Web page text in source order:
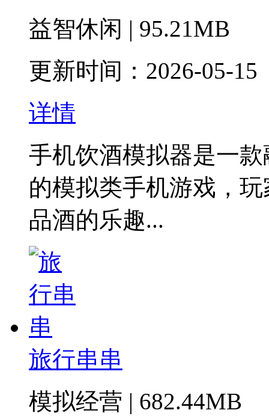
益智休闲 | 95.21MB
更新时间：2026-05-15
详情
手机饮酒模拟器是一
的模拟类手机游戏，
品酒的乐趣...
旅行串串
模拟经营 | 682.44MB